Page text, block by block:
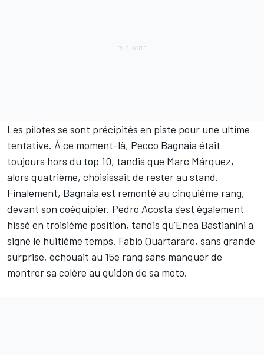
Les pilotes se sont précipités en piste pour une ultime
tentative. À ce moment-là, Pecco Bagnaia était
toujours hors du top 10, tandis que Marc Márquez,
alors quatrième, choisissait de rester au stand.
Finalement, Bagnaia est remonté au cinquième rang,
devant son coéquipier. Pedro Acosta s'est également
hissé en troisième position, tandis qu'Enea Bastianini a
signé le huitième temps. Fabio Quartararo, sans grande
surprise, échouait au 15e rang sans manquer de
montrer sa colère au guidon de sa moto.